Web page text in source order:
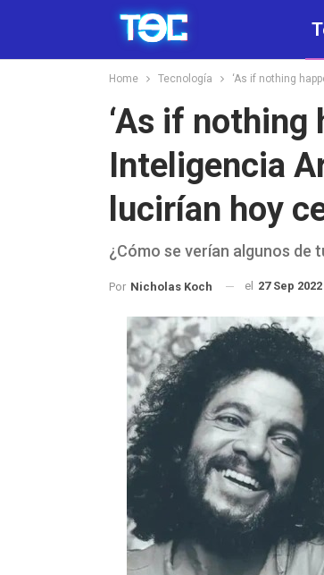
Home Tecnología ‘As if nothing
‘As if nothing
Inteligencia
lucirían hoy
¿Cómo se verían algunos de
Por Nicholas Koch el 27 Sep 2022